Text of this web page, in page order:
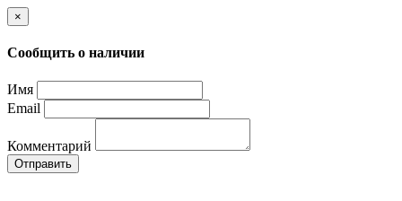
×
Сообщить о наличии
Имя
Email
Комментарий
Отправить